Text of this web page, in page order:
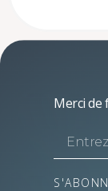
Merci de